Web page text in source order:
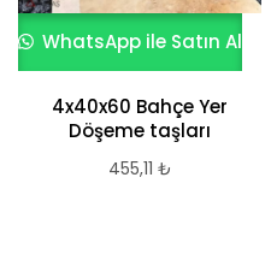
WhatsApp ile Satın Al
4x40x60 Bahçe Yer
Döşeme taşları
455,11 ₺